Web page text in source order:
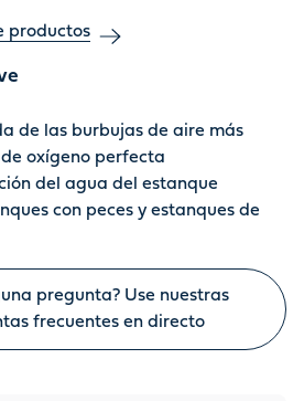
productos
de las burbujas de aire más
oxígeno perfecta
del agua del estanque
con peces y estanques de
pregunta? Use nuestras
frecuentes en directo